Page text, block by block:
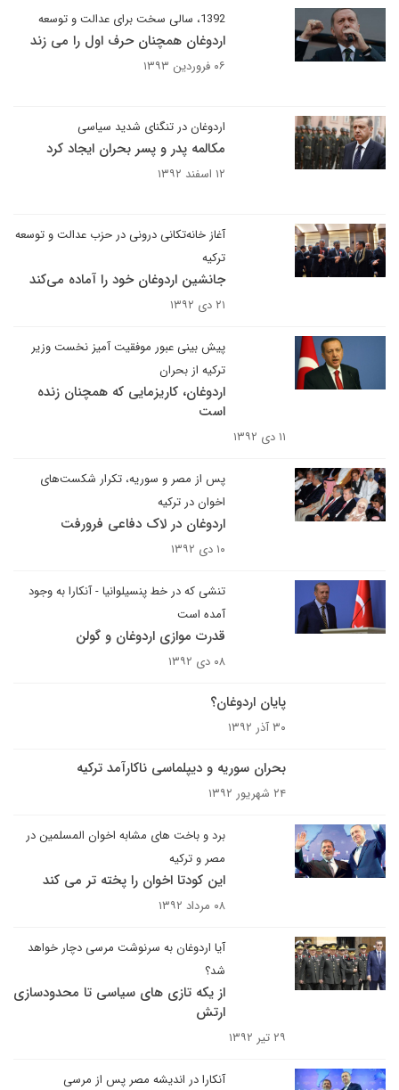
1392، سالی سخت برای عدالت و توسعه
اردوغان همچنان حرف اول را می زند
۰۶ فروردین ۱۳۹۳
اردوغان در تنگنای شدید سیاسی
مکالمه پدر و پسر بحران ایجاد کرد
۱۲ اسفند ۱۳۹۲
آغاز خانه‌تکانی درونی در حزب عدالت و توسعه
ترکیه
جانشین اردوغان خود را آماده می‌کند
۲۱ دی ۱۳۹۲
پیش بینی عبور موفقیت آمیز نخست وزیر
ترکیه از بحران
اردوغان، کاریزمایی که همچنان زنده
است
۱۱ دی ۱۳۹۲
پس از مصر و سوریه، تکرار شکست‌های
اخوان در ترکیه
اردوغان در لاک دفاعی فرورفت
۱۰ دی ۱۳۹۲
تنشی که در خط پنسیلوانیا - آنکارا به وجود
آمده است
قدرت موازی اردوغان و گولن
۰۸ دی ۱۳۹۲
پایان اردوغان؟
۳۰ آذر ۱۳۹۲
بحران سوریه و دیپلماسی ناکارآمد ترکیه
۲۴ شهریور ۱۳۹۲
برد و باخت های مشابه اخوان المسلمین در
مصر و ترکیه
این کودتا اخوان را پخته تر می کند
۰۸ مرداد ۱۳۹۲
آیا اردوغان به سرنوشت مرسی دچار خواهد
شد؟
از یکه تازی های سیاسی تا محدودسازی
ارتش
۲۹ تیر ۱۳۹۲
آنکارا در اندیشه مصر پس از مرسی